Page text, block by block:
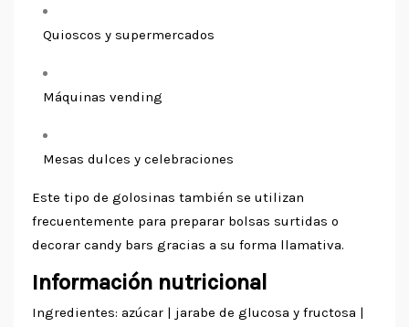
Quioscos y supermercados
Máquinas vending
Mesas dulces y celebraciones
Este tipo de golosinas también se utilizan
frecuentemente para preparar bolsas surtidas o
decorar candy bars gracias a su forma llamativa.
Información nutricional
Ingredientes: azúcar | jarabe de glucosa y fructosa |